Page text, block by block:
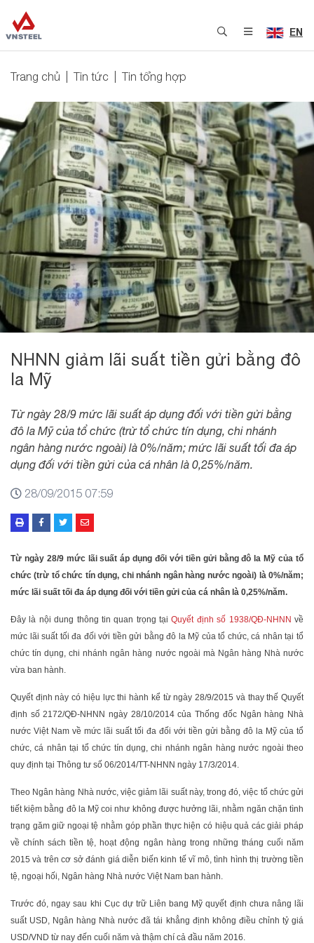
EN
Trang chủ Tin tức Tin tổng hợp
NHNN giảm lãi suất tiền gửi bằng đô
la Mỹ
Từ ngày 28/9 mức lãi suất áp dụng đối với tiền gửi bằng
đô la Mỹ của tổ chức (trừ tổ chức tín dụng, chi nhánh
ngân hàng nước ngoài) là 0%/năm; mức lãi suất tối đa áp
dụng đối với tiền gửi của cá nhân là 0,25%/năm.
28/09/2015 07:59
Từ ngày 28/9 mức lãi suất áp dụng đối với tiền gửi bằng đô la Mỹ của tổ
chức (trừ tổ chức tín dụng, chi nhánh ngân hàng nước ngoài) là 0%/năm;
mức lãi suất tối đa áp dụng đối với tiền gửi của cá nhân là 0,25%/năm.
Đây là nội dung thông tin quan trọng tạiQuyết định số 1938/QĐ-NHNN về
mức lãi suất tối đa đối với tiền gửi bằng đô la Mỹ của tổ chức, cá nhân tại tổ
chức tín dụng, chi nhánh ngân hàng nước ngoài mà Ngân hàng Nhà nước
vừa ban hành.
Quyết định này có hiệu lực thi hành kể từ ngày 28/9/2015 và thay thế Quyết
định số 2172/QĐ-NHNN ngày 28/10/2014 của Thống đốc Ngân hàng Nhà
nước Việt Nam về mức lãi suất tối đa đối với tiền gửi bằng đô la Mỹ của tổ
chức, cá nhân tại tổ chức tín dụng, chi nhánh ngân hàng nước ngoài theo
quy định tại Thông tư số 06/2014/TT-NHNN ngày 17/3/2014.
Theo Ngân hàng Nhà nước, việc giảm lãi suất này, trong đó, việc tổ chức gửi
tiết kiệm bằng đô la Mỹ coi như không được hưởng lãi, nhằm ngăn chặn tình
trạng găm giữ ngoại tệ nhằm góp phần thực hiện có hiệu quả các giải pháp
về chính sách tiền tệ, hoạt động ngân hàng trong những tháng cuối năm
2015 và trên cơ sở đánh giá diễn biến kinh tế vĩ mô, tình hình thị trường tiền
tệ, ngoại hối, Ngân hàng Nhà nước Việt Nam ban hành.
Trước đó, ngay sau khi Cục dự trữ Liên bang Mỹ quyết định chưa nâng lãi
suất USD, Ngân hàng Nhà nước đã tái khẳng định không điều chỉnh tỷ giá
USD/VND từ nay đến cuối năm và thậm chí cả đầu năm 2016.